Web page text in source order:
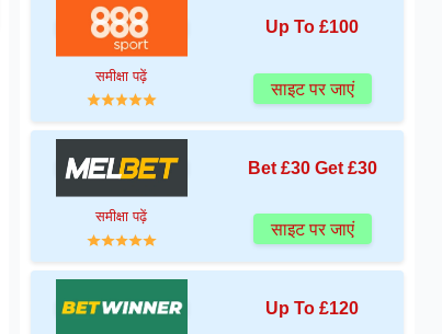
Up To £100
समीक्षा पढ़ें
साइट पर जाएं
Bet £30 Get £30
समीक्षा पढ़ें
साइट पर जाएं
Up To £120